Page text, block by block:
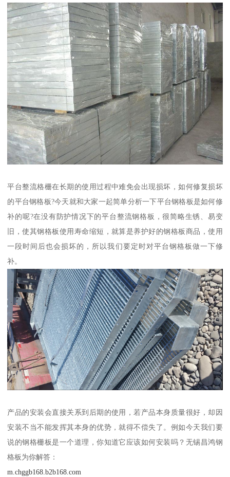
平台整流格栅在长期的使用过程中难免会出现损坏，如何修复损坏
的平台钢格板?今天就和大家一起简单分析一下平台钢格板是如何修
补的呢?在没有防护情况下的平台整流钢格板，很简略生锈、易变
旧，使其钢格板使用寿命缩短，就算是养护好的钢格板商品，使用
一段时间后也会损坏的，所以我们要定时对平台钢格板做一下修
补。
产品的安装会直接关系到后期的使用，若产品本身质量很好，却因
安装不当不能发挥其本身的优势，就得不偿失了。例如今天我们要
说的钢格栅板是一个道理，你知道它应该如何安装吗？无锡昌鸿钢
格板为你解答：
m.chggb168.b2b168.com